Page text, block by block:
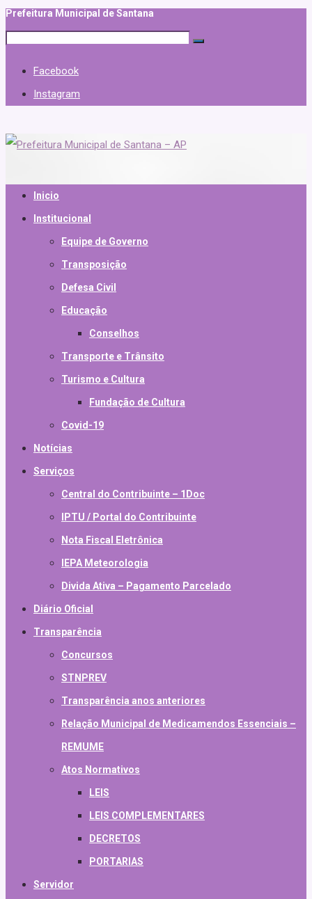
Prefeitura Municipal de Santana
Facebook
Instagram
Inicio
Institucional
Equipe de Governo
Transposição
Defesa Civil
Educação
Conselhos
Transporte e Trânsito
Turismo e Cultura
Fundação de Cultura
Covid-19
Notícias
Serviços
Central do Contribuinte – 1Doc
IPTU / Portal do Contribuinte
Nota Fiscal Eletrônica
IEPA Meteorologia
Divida Ativa – Pagamento Parcelado
Diário Oficial
Transparência
Concursos
STNPREV
Transparência anos anteriores
Relação Municipal de Medicamendos Essenciais –
REMUME
Atos Normativos
LEIS
LEIS COMPLEMENTARES
DECRETOS
PORTARIAS
Servidor